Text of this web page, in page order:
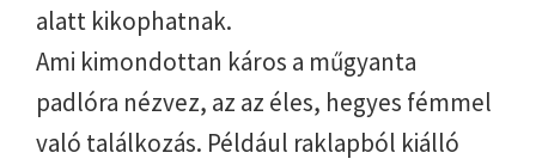
alatt kikophatnak.
Ami kimondottan káros a műgyanta
padlóra nézvez, az az éles, hegyes fémmel
való találkozás. Például raklapból kiálló